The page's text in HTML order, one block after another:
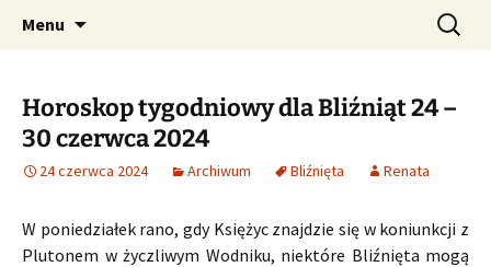
CzaroMarowy horoskop
dzienny, miesięczny i
tygodniowy
Profesjonalne przepowiednie astrologiczne
Menu Szukaj:
Horoskop tygodniowy dla Bliźniąt 24 –
30 czerwca 2024
24 czerwca 2024 Archiwum Bliźnięta Renata
W poniedziałek rano, gdy Księżyc znajdzie się w koniunkcji z
Plutonem w życzliwym Wodniku, niektóre Bliźnięta mogą